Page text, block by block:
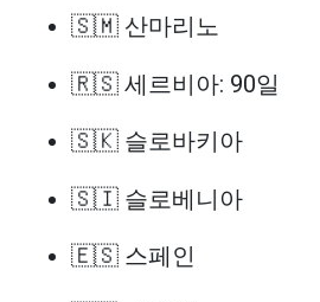
🇸🇲 산마리노
🇷🇸 세르비아: 90일
🇸🇰 슬로바키아
🇸🇮 슬로베니아
🇪🇸 스페인